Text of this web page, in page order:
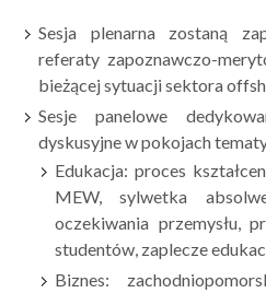
Sesja plenarna zostaną
referaty zapoznawczo-
bieżącej sytuacji sektora
Sesje panelowe
dyskusyjne w pokojach
Edukacja: proces
MEW, sylwetka
oczekiwania przemysłu,
studentów, zaplecze
Biznes: